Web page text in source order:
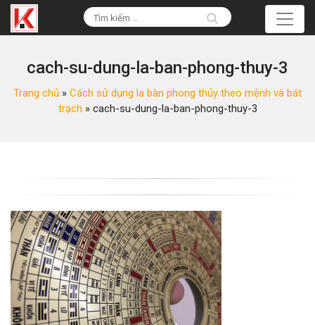
cach-su-dung-la-ban-phong-thuy-3
Trang chủ » Cách sử dụng la bàn phong thủy theo mệnh và bát
trạch » cach-su-dung-la-ban-phong-thuy-3